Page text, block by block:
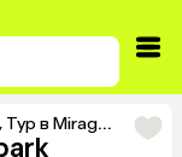
, Тур в Mirage Bay Resort & Aquapark (Ex.Lillyland)